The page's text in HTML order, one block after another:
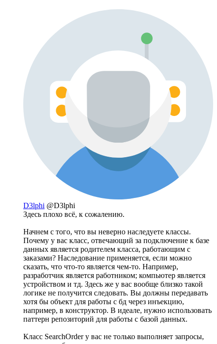
D3lphi @D3lphi
Здесь плохо всё, к сожалению.
Начнем с того, что вы неверно наследуете классы.
Почему у вас класс, отвечающий за подключение к базе
данных является родителем класса, работающим с
заказами? Наследование применяется, если можно
сказать, что что-то является чем-то. Например,
разработчик является работником; компьютер является
устройством и тд. Здесь же у вас вообще близко такой
логике не получится следовать. Вы должны передавать
хотя бы объект для работы с бд через инъекцию,
например, в конструктор. В идеале, нужно использовать
паттерн репозиторий для работы с базой данных.
Класс SearchOrder у вас не только выполняет запросы,